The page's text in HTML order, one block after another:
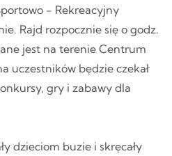
- Rekreacyjny
Rajd rozpocznie się o godz.
jest na terenie Centrum
uczestników będzie czekał
gry i zabawy dla
dzieciom buzie i skręcały